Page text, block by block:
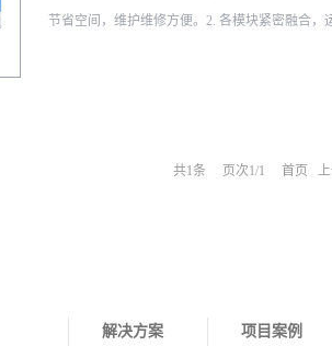
节省空间，维护维修方便。2. 各模块紧密融合
共1条 页次1/1 首页
解决方案 项目案例